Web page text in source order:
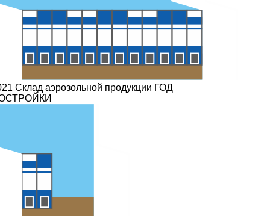
Склад аэрозольной продукции ГОД